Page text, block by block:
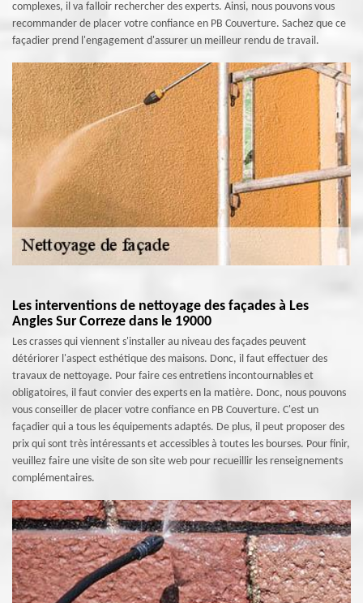
complexes, il va falloir rechercher des experts. Ainsi, nous pouvons vous
recommander de placer votre confiance en PB Couverture. Sachez que ce
façadier prend l'engagement d'assurer un meilleur rendu de travail.
Les interventions de nettoyage des façades à Les
Angles Sur Correze dans le 19000
Les crasses qui viennent s'installer au niveau des façades peuvent
détériorer l'aspect esthétique des maisons. Donc, il faut effectuer des
travaux de nettoyage. Pour faire ces entretiens incontournables et
obligatoires, il faut convier des experts en la matière. Donc, nous pouvons
vous conseiller de placer votre confiance en PB Couverture. C'est un
façadier qui a tous les équipements adaptés. De plus, il peut proposer des
prix qui sont très intéressants et accessibles à toutes les bourses. Pour finir,
veuillez faire une visite de son site web pour recueillir les renseignements
complémentaires.